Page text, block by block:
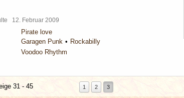
12. Februar 2009
Pirate love
Garagen Punk
Rockabilly
Voodoo Rhythm
31 - 45 1 2 3